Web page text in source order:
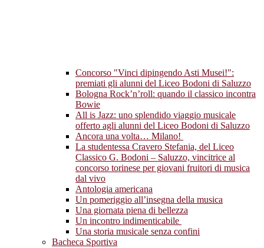
Concorso "Vinci dipingendo Asti Musei!":
premiati gli alunni del Liceo Bodoni di Saluzzo
Bologna Rock’n’roll: quando il classico incontra
Bowie
All is Jazz: uno splendido viaggio musicale
offerto agli alunni del Liceo Bodoni di Saluzzo
Ancora una volta… Milano!
La studentessa Cravero Stefania, del Liceo
Classico G. Bodoni – Saluzzo, vincitrice al
concorso torinese per giovani fruitori di musica
dal vivo
Antologia americana
Un pomeriggio all’insegna della musica
Una giornata piena di bellezza
Un incontro indimenticabile
Una storia musicale senza confini
Bacheca Sportiva